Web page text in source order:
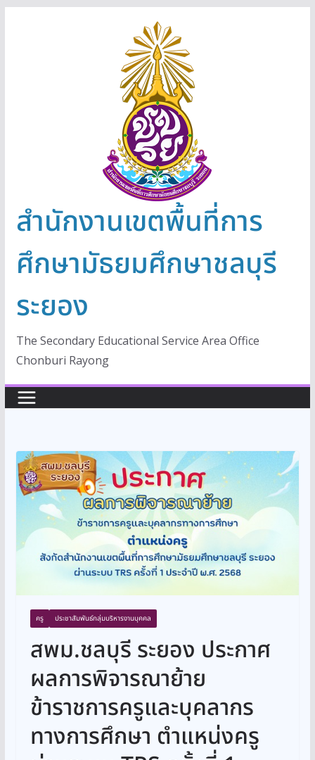
สำนักงานเขตพื้นที่การ
ศึกษามัธยมศึกษาชลบุรี
ระยอง
The Secondary Educational Service Area Office
Chonburi Rayong
ครู ประชาสัมพันธ์กลุ่มบริหารงานบุคคล
สพม.ชลบุรี ระยอง ประกาศ
ผลการพิจารณาย้าย
ข้าราชการครูและบุคลากร
ทางการศึกษา ตำแหน่งครู